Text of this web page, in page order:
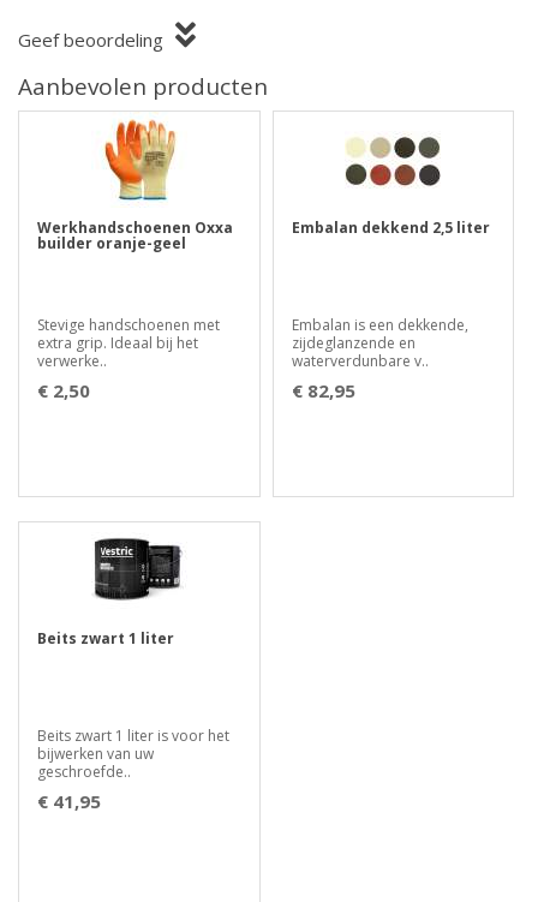
Geef beoordeling
Aanbevolen producten
Werkhandschoenen Oxxa
builder oranje-geel
Stevige handschoenen met
extra grip. Ideaal bij het
verwerke..
€ 2,50
Embalan dekkend 2,5 liter
Embalan is een dekkende,
zijdeglanzende en
waterverdunbare v..
€ 82,95
Beits zwart 1 liter
Beits zwart 1 liter is voor het
bijwerken van uw
geschroefde..
€ 41,95